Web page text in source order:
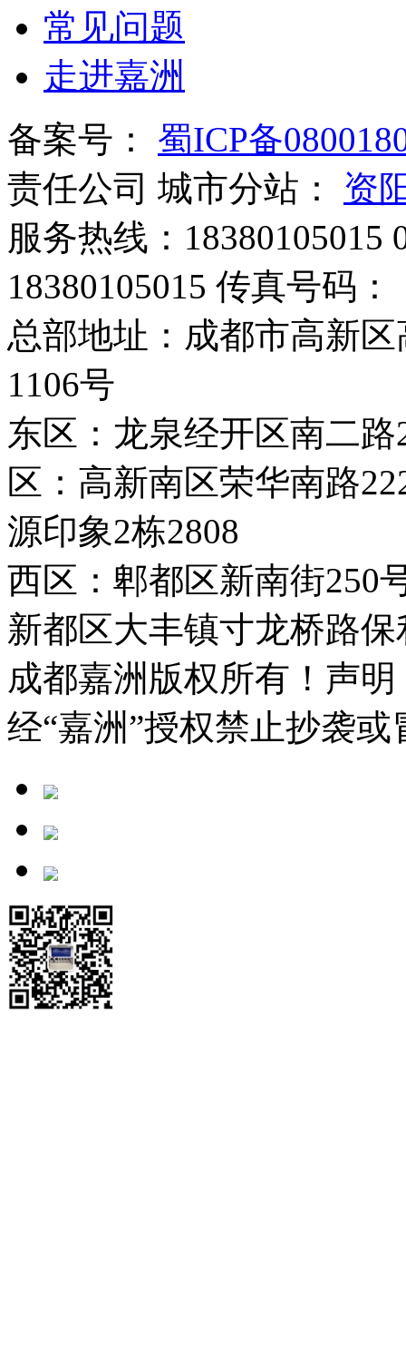
常见问题
走进嘉洲
备案号： 蜀ICP备
责任公司 城市分站： 资
服务热线：‭18380105015
18380105015 传真号码：
总部地址：成都市高新
1106号
东区：龙泉经开区南二
区：高新南区荣华南路
源印象2栋2808
西区：郫都区新南街250
新都区大丰镇寸龙桥路保
成都嘉洲版权所有！声
经“嘉洲”授权禁止抄袭